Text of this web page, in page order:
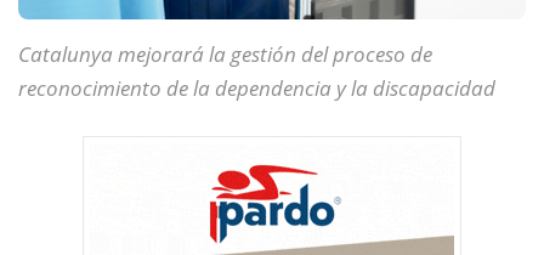
Catalunya mejorará la gestión del proceso de
reconocimiento de la dependencia y la discapacidad